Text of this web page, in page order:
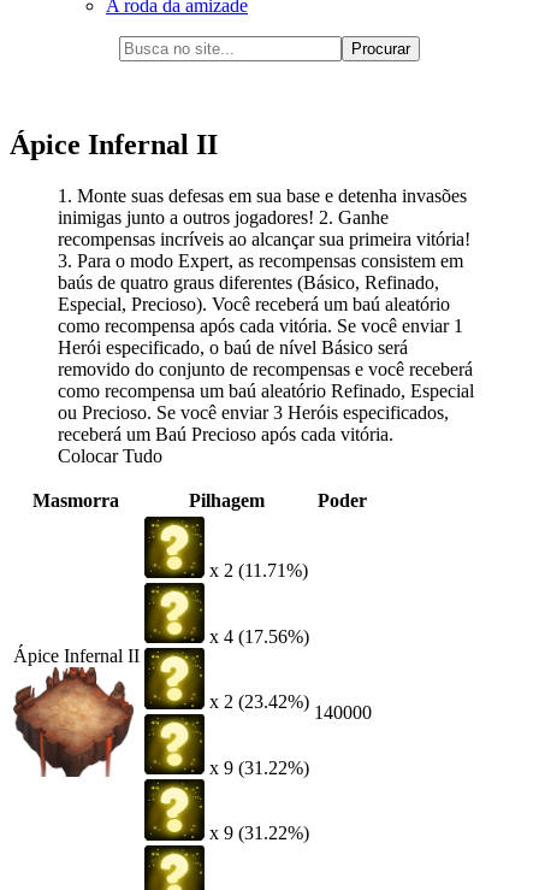
A roda da amizade
Ápice Infernal II
1. Monte suas defesas em sua base e detenha invasões
inimigas junto a outros jogadores! 2. Ganhe
recompensas incríveis ao alcançar sua primeira vitória!
3. Para o modo Expert, as recompensas consistem em
baús de quatro graus diferentes (Básico, Refinado,
Especial, Precioso). Você receberá um baú aleatório
como recompensa após cada vitória. Se você enviar 1
Herói especificado, o baú de nível Básico será
removido do conjunto de recompensas e você receberá
como recompensa um baú aleatório Refinado, Especial
ou Precioso. Se você enviar 3 Heróis especificados,
receberá um Baú Precioso após cada vitória.
Colocar Tudo
Masmorra Pilhagem Poder
Ápice Infernal II
x 2 (11.71%)
x 4 (17.56%)
x 2 (23.42%)
x 9 (31.22%)
x 9 (31.22%)
140000